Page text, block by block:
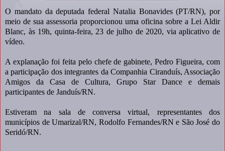
O mandato da deputada federal Natalia Bonavides (PT/RN), por
meio de sua assessoria proporcionou uma oficina sobre a Lei Aldir
Blanc, às 19h, quinta-feira, 23 de julho de 2020, via aplicativo de
vídeo.
A explanação foi feita pelo chefe de gabinete, Pedro Figueira, com
a participação dos integrantes da Companhia Ciranduís, Associação
Amigos da Casa de Cultura, Grupo Star Dance e demais
participantes de Janduís/RN.
Estiveram na sala de conversa virtual, representantes dos
municípios de Umarizal/RN, Rodolfo Fernandes/RN e São José do
Seridó/RN.